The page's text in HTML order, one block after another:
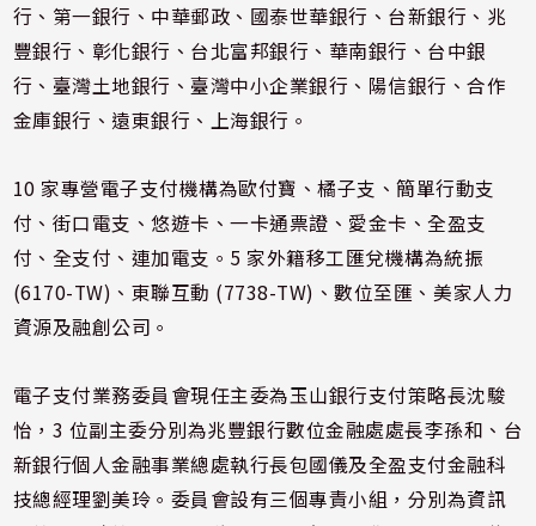
行、第一銀行、中華郵政、國泰世華銀行、台新銀行、兆
豐銀行、彰化銀行、台北富邦銀行、華南銀行、台中銀
行、臺灣土地銀行、臺灣中小企業銀行、陽信銀行、合作
金庫銀行、遠東銀行、上海銀行。
10 家專營電子支付機構為歐付寶、橘子支、簡單行動支
付、街口電支、悠遊卡、一卡通票證、愛金卡、全盈支
付、全支付、連加電支。5 家外籍移工匯兌機構為統振
(6170-TW)、東聯互動 (7738-TW)、數位至匯、美家人力
資源及融創公司。
電子支付業務委員會現任主委為玉山銀行支付策略長沈駿
怡，3 位副主委分別為兆豐銀行數位金融處處長李孫和、台
新銀行個人金融事業總處執行長包國儀及全盈支付金融科
技總經理劉美玲。委員會設有三個專責小組，分別為資訊